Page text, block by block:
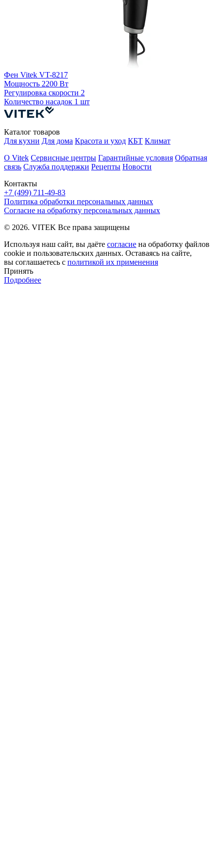
Фен Vitek VT-8217
Мощность 2200 Вт
Регулировка скорости 2
Количество насадок 1 шт
Контакты
+7 (499) 711-49-83
Каталог товаров
Для кухни Для дома Красота и уход КБТ Климат
О Vitek Сервисные центры Гарантийные условия Обратная
связь Служба поддержки Рецепты Новости
Политика обработки персональных данных
Согласие на обработку персональных данных
© 2026. VITEK Все права защищены
Используя наш сайт, вы даёте согласие на обработку файлов
cookie и пользовательских данных. Оставаясь на сайте,
вы соглашаетесь с политикой их применения
Принять
Подробнее